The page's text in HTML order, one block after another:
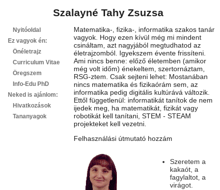
Nyitóoldal
Ez vagyok én:
Önéletrajz
Curriculum Vitae
Öregszem
Info-Edu PhD
Neked is ajánlom:
Hivatkozások
Tananyagok
Szalayné Tahy Zsuzsa
Matematika-, fizika-, informatika szakos tanár
vagyok. Hogy ezen kívül még mi mindent
csináltam, azt nagyjából megtudhatod az
életrajzomból. Igyekszem évente frissíteni.
Ami nincs benne: előző életemben (amikor
még volt időm) énekeltem, szertornáztam,
RSG-ztem. Csak sejteni lehet: Mostanában
nincs matematika és fizikaórám sem, az
informatika pedig digitális kultúrává változik.
Ettől függetlenül: informatikát tanítok de nem
ijedek meg, ha matematikát, fizikát vagy
robotikát kell tanítani, STEM - STEAM
projekteket kell vezetni.
Felhasználási útmutató hozzám
Szeretem a
kakaót, a
fagylaltot, a
virágot.